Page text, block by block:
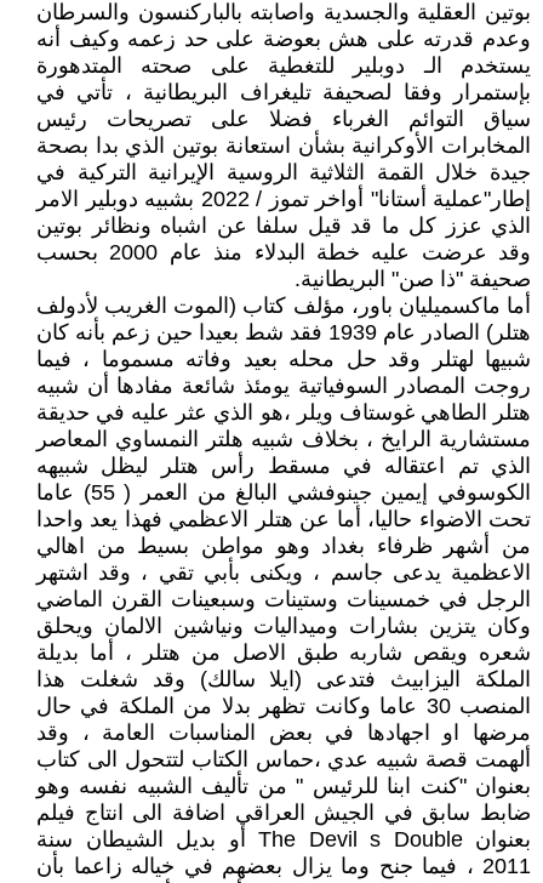
بوتين العقلية والجسدية واصابته بالباركنسون والسرطان
وعدم قدرته على هش بعوضة على حد زعمه وكيف أنه
يستخدم الـ دوبلير للتغطية على صحته المتدهورة
بإستمرار وفقا لصحيفة تليغراف البريطانية ، تأتي في
سياق التوائم الغرباء فضلا على تصريحات رئيس
المخابرات الأوكرانية بشأن استعانة بوتين الذي بدا بصحة
جيدة خلال القمة الثلاثية الروسية الإيرانية التركية في
إطار"عملية أستانا" أواخر تموز / 2022 بشبيه دوبلير الامر
الذي عزز كل ما قد قيل سلفا عن اشباه ونظائر بوتين
وقد عرضت عليه خطة البدلاء منذ عام 2000 بحسب
صحيفة "ذا صن" البريطانية.
أما ماكسميليان باور، مؤلف كتاب (الموت الغريب لأدولف
هتلر) الصادر عام 1939 فقد شط بعيدا حين زعم بأنه كان
شبيها لهتلر وقد حل محله بعيد وفاته مسموما ، فيما
روجت المصادر السوفياتية يومئذ شائعة مفادها أن شبيه
هتلر الطاهي غوستاف ويلر ،هو الذي عثر عليه في حديقة
مستشارية الرايخ ، بخلاف شبيه هلتر النمساوي المعاصر
الذي تم اعتقاله في مسقط رأس هتلر ليظل شبيهه
الكوسوفي إيمين جينوفشي البالغ من العمر ( 55) عاما
تحت الاضواء حاليا، أما عن هتلر الاعظمي فهذا يعد واحدا
من أشهر ظرفاء بغداد وهو مواطن بسيط من اهالي
الاعظمية يدعى جاسم ، ويكنى بأبي تقي ، وقد اشتهر
الرجل في خمسينات وستينات وسبعينات القرن الماضي
وكان يتزين بشارات وميداليات ونياشين الالمان ويحلق
شعره ويقص شاربه طبق الاصل من هتلر ، أما بديلة
الملكة اليزابيث فتدعى (ايلا سالك) وقد شغلت هذا
المنصب 30 عاما وكانت تظهر بدلا من الملكة في حال
مرضها او اجهادها في بعض المناسبات العامة ، وقد
ألهمت قصة شبيه عدي ،حماس الكتاب لتتحول الى كتاب
بعنوان "كنت ابنا للرئيس " من تأليف الشبيه نفسه وهو
ضابط سابق في الجيش العراقي اضافة الى انتاج فيلم
بعنوان The Devil s Double أو بديل الشيطان سنة
2011 ، فيما جنح وما يزال بعضهم في خياله زاعما بأن